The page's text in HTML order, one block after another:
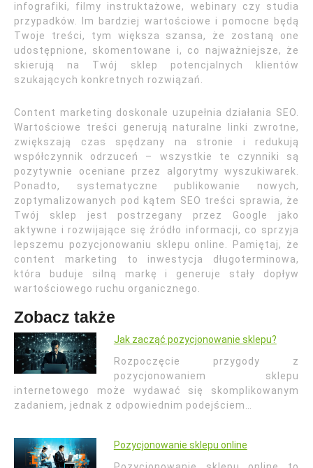
infografiki, filmy instruktażowe, webinary czy studia
przypadków. Im bardziej wartościowe i pomocne będą
Twoje treści, tym większa szansa, że zostaną one
udostępnione, skomentowane i, co najważniejsze, że
skierują na Twój sklep potencjalnych klientów
szukających konkretnych rozwiązań.
Content marketing doskonale uzupełnia działania SEO.
Wartościowe treści generują naturalne linki zwrotne,
zwiększają czas spędzany na stronie i redukują
współczynnik odrzuceń – wszystkie te czynniki są
pozytywnie oceniane przez algorytmy wyszukiwarek.
Ponadto, systematyczne publikowanie nowych,
zoptymalizowanych pod kątem SEO treści sprawia, że
Twój sklep jest postrzegany przez Google jako
aktywne i rozwijające się źródło informacji, co sprzyja
lepszemu pozycjonowaniu sklepu online. Pamiętaj, że
content marketing to inwestycja długoterminowa,
która buduje silną markę i generuje stały dopływ
wartościowego ruchu organicznego.
Zobacz także
Jak zacząć pozycjonowanie sklepu?
Rozpoczęcie przygody z
pozycjonowaniem sklepu
internetowego może wydawać się skomplikowanym
zadaniem, jednak z odpowiednim podejściem…
Pozycjonowanie sklepu online